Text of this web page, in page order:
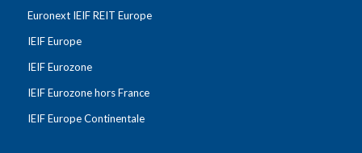
Euronext IEIF REIT Europe
IEIF Europe
IEIF Eurozone
IEIF Eurozone hors France
IEIF Europe Continentale